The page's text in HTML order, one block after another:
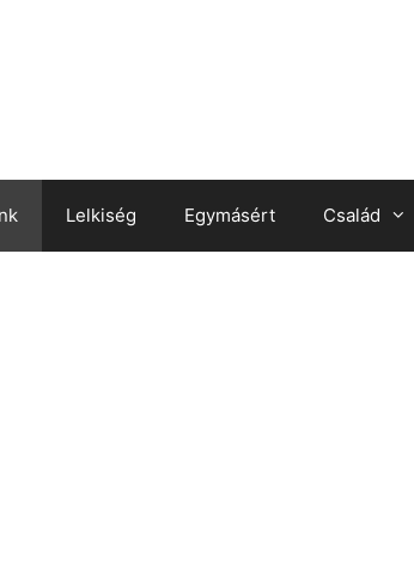
Lelkiség Egymásért Család